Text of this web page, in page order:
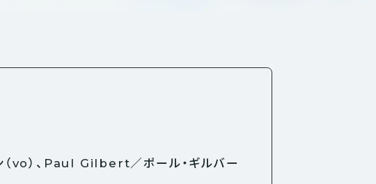
vo）、Paul Gilbert／ポール・ギルバー